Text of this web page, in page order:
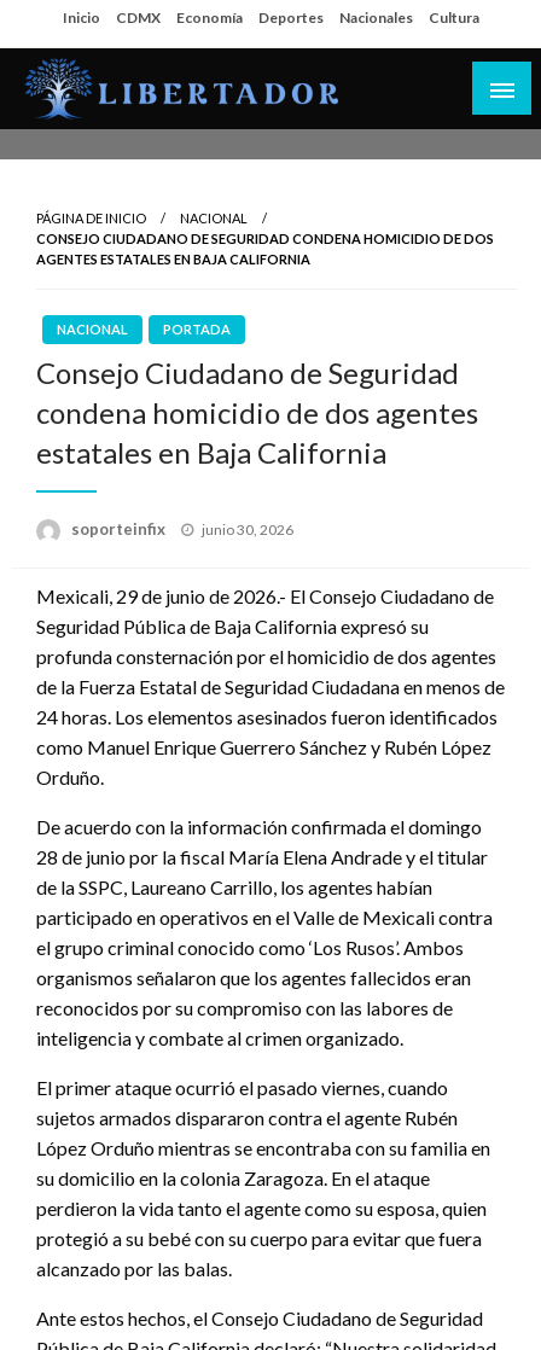
al
contenido
Inicio CDMX Economía Deportes Nacionales Cultura
PÁGINA DE INICIO
NACIONAL
CONSEJO CIUDADANO DE SEGURIDAD CONDENA HOMICIDIO DE DOS
AGENTES ESTATALES EN BAJA CALIFORNIA
NACIONAL PORTADA
Consejo Ciudadano de Seguridad
condena homicidio de dos agentes
estatales en Baja California
soporteinfix
Publicado
junio 30, 2026
Mexicali, 29 de junio de 2026.- El Consejo Ciudadano de
Seguridad Pública de Baja California expresó su
profunda consternación por el homicidio de dos agentes
de la Fuerza Estatal de Seguridad Ciudadana en menos de
24 horas. Los elementos asesinados fueron identificados
como Manuel Enrique Guerrero Sánchez y Rubén López
Orduño.
De acuerdo con la información confirmada el domingo
28 de junio por la fiscal María Elena Andrade y el titular
de la SSPC, Laureano Carrillo, los agentes habían
participado en operativos en el Valle de Mexicali contra
el grupo criminal conocido como ‘Los Rusos’. Ambos
organismos señalaron que los agentes fallecidos eran
reconocidos por su compromiso con las labores de
inteligencia y combate al crimen organizado.
El primer ataque ocurrió el pasado viernes, cuando
sujetos armados dispararon contra el agente Rubén
López Orduño mientras se encontraba con su familia en
su domicilio en la colonia Zaragoza. En el ataque
perdieron la vida tanto el agente como su esposa, quien
protegió a su bebé con su cuerpo para evitar que fuera
alcanzado por las balas.
Ante estos hechos, el Consejo Ciudadano de Seguridad